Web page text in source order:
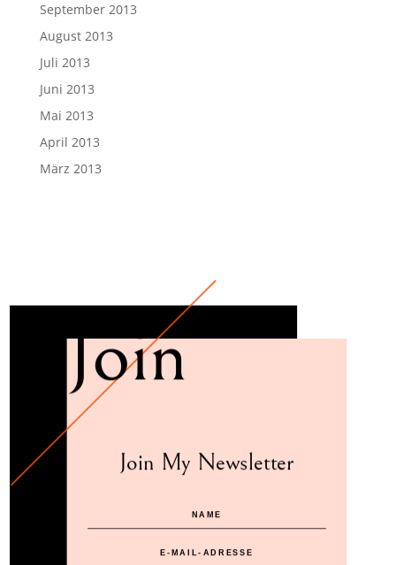
September 2013
August 2013
Juli 2013
Juni 2013
Mai 2013
April 2013
März 2013
Join
Join My Newsletter